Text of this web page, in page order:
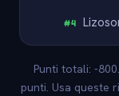
#4
Punti totali: -
punti. Usa queste